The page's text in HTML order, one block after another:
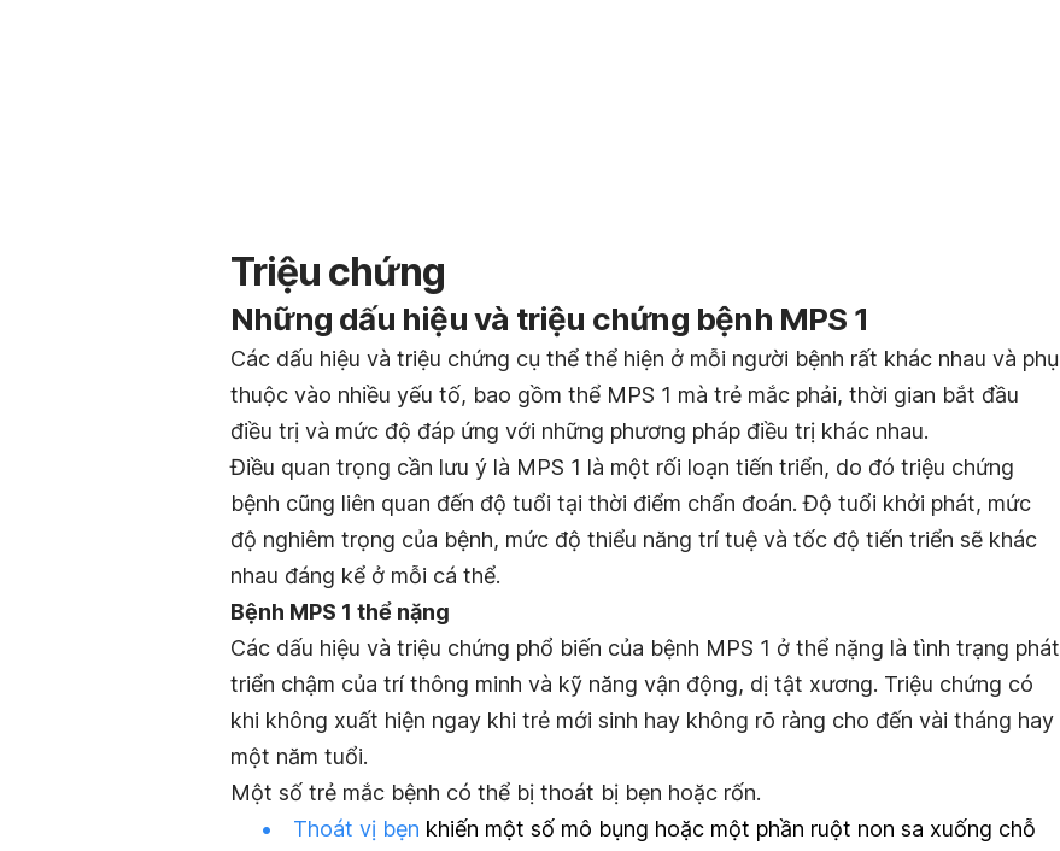
Triệu chứng
Những dấu hiệu và triệu chứng bệnh MPS 1
Các dấu hiệu và triệu chứng cụ thể thể hiện ở mỗi người bệnh rất khác nhau và phụ
thuộc vào nhiều yếu tố, bao gồm thể MPS 1 mà trẻ mắc phải, thời gian bắt đầu
điều trị và mức độ đáp ứng với những phương pháp điều trị khác nhau.
Điều quan trọng cần lưu ý là MPS 1 là một rối loạn tiến triển, do đó triệu chứng
bệnh cũng liên quan đến độ tuổi tại thời điểm chẩn đoán. Độ tuổi khởi phát, mức
độ nghiêm trọng của bệnh, mức độ thiểu năng trí tuệ và tốc độ tiến triển sẽ khác
nhau đáng kể ở mỗi cá thể.
Bệnh MPS 1 thể nặng
Các dấu hiệu và triệu chứng phổ biến của bệnh MPS 1 ở thể nặng là tình trạng phát
triển chậm của trí thông minh và kỹ năng vận động, dị tật xương. Triệu chứng có
khi không xuất hiện ngay khi trẻ mới sinh hay không rõ ràng cho đến vài tháng hay
một năm tuổi.
Một số trẻ mắc bệnh có thể bị thoát bị bẹn hoặc rốn.
Thoát vị bẹn khiến một số mô bụng hoặc một phần ruột non sa xuống chỗ